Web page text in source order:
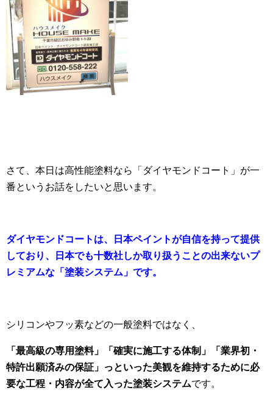
さて、本日は高性能塗料なら「ダイヤモンドコート」が一
番というお話をしたいと思います。
ダイヤモンドコートは、日本ペイントが自信を持って提供
しており、日本でも十数社しか取り扱うことの出来ないプ
レミアムな「塗装システム」です。
シリコンやフッ素などの一般塗料ではなく、
「最高級の専用塗料」「確実に施工する体制」「業界初・
特許出願済みの保証」っといった美観を維持するために必
要な工程・内容が全て入った塗装システムです。